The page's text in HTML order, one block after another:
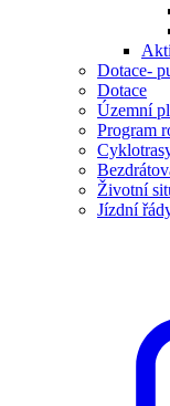
Dotace-
Dotace
Územní
Program
Životní
Jízdní